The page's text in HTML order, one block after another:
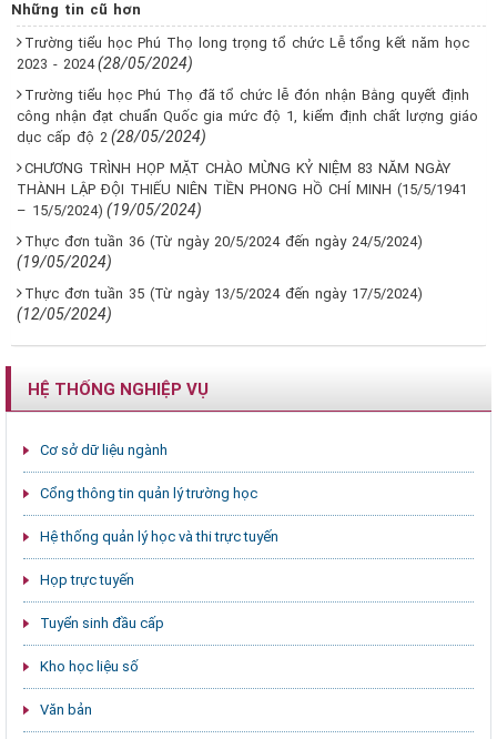
Những tin cũ hơn
Trường tiểu học Phú Thọ long trọng tổ chức Lễ tổng kết năm học
2023 - 2024 (28/05/2024)
Trường tiểu học Phú Thọ đã tổ chức lễ đón nhận Bằng quyết định
công nhận đạt chuẩn Quốc gia mức độ 1, kiểm định chất lượng giáo
dục cấp độ 2 (28/05/2024)
CHƯƠNG TRÌNH HỌP MẶT CHÀO MỪNG KỶ NIỆM 83 NĂM NGÀY
THÀNH LẬP ĐỘI THIẾU NIÊN TIỀN PHONG HỒ CHÍ MINH (15/5/1941
– 15/5/2024) (19/05/2024)
Thực đơn tuần 36 (Từ ngày 20/5/2024 đến ngày 24/5/2024)
(19/05/2024)
Thực đơn tuần 35 (Từ ngày 13/5/2024 đến ngày 17/5/2024)
(12/05/2024)
HỆ THỐNG NGHIỆP VỤ
Cơ sở dữ liệu ngành
Cổng thông tin quản lý trường học
Hệ thống quản lý học và thi trực tuyến
Họp trực tuyến
Tuyển sinh đầu cấp
Kho học liệu số
Văn bản